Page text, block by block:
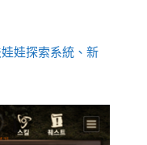
娃探索系統、新